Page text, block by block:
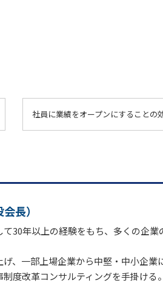
社員に業績をオープンにすることの
長）
30年以上の経験をもち、多くの企業
、一部上場企業から中堅・中小企業
度改革コンサルティングを手掛ける。